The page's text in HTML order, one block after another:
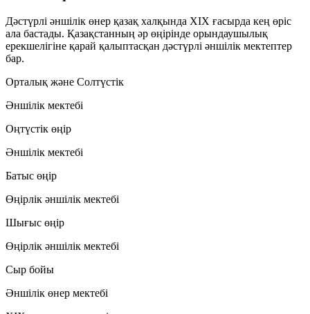
Дәстүрлі әншілік өнер қазақ халқында XIX ғасырда кең өріс
ала бастады. Қазақстанның әр өңірінде орындаушылық
ерекшелігіне қарай қалыптасқан дәстүрлі әншілік мектептер
бар.
Орталық және Солтүстік
Әншілік мектебі
Оңтүстік өңір
Әншілік мектебі
Батыс өңір
Өңірлік әншілік мектебі
Шығыс өңір
Өңірлік әншілік мектебі
Сыр бойы
Әншілік өнер мектебі